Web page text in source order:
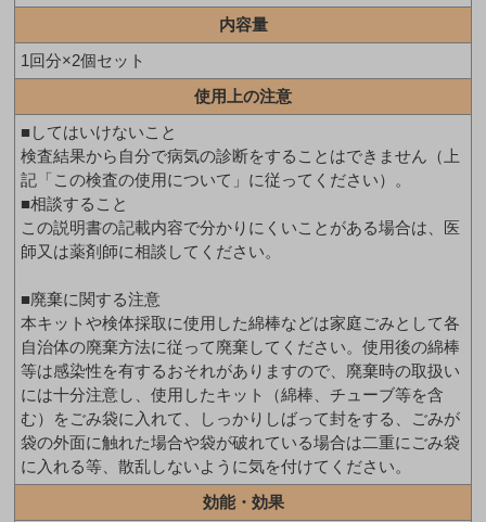
内容量
1回分×2個セット
使用上の注意
■してはいけないこと
検査結果から自分で病気の診断をすることはできません（上
記「この検査の使用について」に従ってください）。
■相談すること
この説明書の記載内容で分かりにくいことがある場合は、医
師又は薬剤師に相談してください。
■廃棄に関する注意
本キットや検体採取に使用した綿棒などは家庭ごみとして各
自治体の廃棄方法に従って廃棄してください。使用後の綿棒
等は感染性を有するおそれがありますので、廃棄時の取扱い
には十分注意し、使用したキット（綿棒、チューブ等を含
む）をごみ袋に入れて、しっかりしばって封をする、ごみが
袋の外面に触れた場合や袋が破れている場合は二重にごみ袋
に入れる等、散乱しないように気を付けてください。
効能・効果